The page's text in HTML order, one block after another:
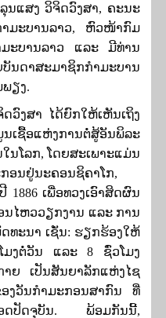
ນແສງ ວິຈິດວົງສາ, ຄະນະ
າມະບານລາວ, ຫົວໜ້າກົມ
ະບານລາວ ແລະ ມີທ່ານ
ດາສະມາຊິກກຳມະບານ
ຽງ.
ງສາ ໄດ້ຍົກໃຫ້ເຫັນເຖິງ
ເຊື້ອແຫ່ງການຕໍ່ສູ້ອັນພິລະ
ນໂລກ, ໂດຍສະເພາະແມ່ນ
ອນຢູ່ນະຄອນຊິຄາໂກ,
1886ເພື່ອທວງເອົາສິດຜົນ
ໄຫວວຽກງານ ແລະ ການ
ທະນາ ເຊັ່ນ: ຮຽກຮ້ອງໃຫ້
ງຕໍ່ວັນ ແລະ8 ຊົ່ວໂມງ
ຍ ເປັນສັນຍາລັກແຫ່ງໄຊ
ງວັນກຳມະກອນສາກົນ ທີ່
ຮອດປັດຈຸບັນ. ພ້ອມກັນນີ້,